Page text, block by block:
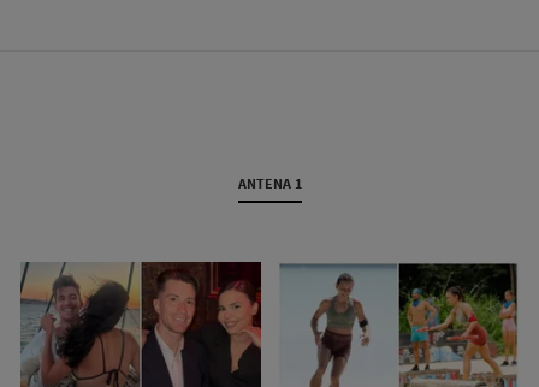
ANTENA 1